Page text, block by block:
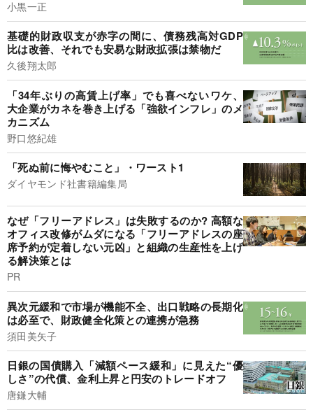
小黒一正
基礎的財政収支が赤字の間に、債務残高対GDP
比は改善、それでも安易な財政拡張は禁物だ
久後翔太郎
「34年ぶりの高賃上げ率」でも喜べないワケ、
大企業がカネを巻き上げる「強欲インフレ」のメ
カニズム
野口悠紀雄
「死ぬ前に悔やむこと」・ワースト1
ダイヤモンド社書籍編集局
なぜ「フリーアドレス」は失敗するのか? 高額な
オフィス改修がムダになる「フリーアドレスの座
席予約が定着しない元凶」と組織の生産性を上げ
る解決策とは
PR
異次元緩和で市場が機能不全、出口戦略の長期化
は必至で、財政健全化策との連携が急務
須田美矢子
日銀の国債購入「減額ペース緩和」に見えた“優
しさ”の代償、金利上昇と円安のトレードオフ
唐鎌大輔